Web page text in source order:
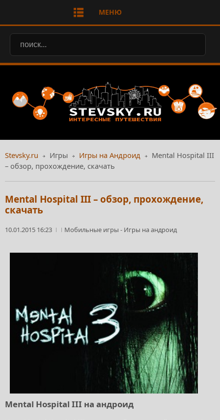
МЕНЮ
Stevsky.ru Игры Игры на Андроид
Mental Hospital III
– обзор, прохождение, скачать
Mental Hospital III – обзор, прохождение,
скачать
10.01.2015 16:23 Мобильные игры - Игры на андроид
Mental Hospital III на андроид